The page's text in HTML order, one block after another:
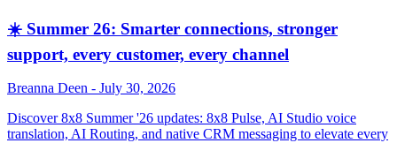
☀️ Summer 26: Smarter connections, stronger
support, every customer, every channel
Breanna Deen - July 30, 2026
Discover 8x8 Summer '26 updates: 8x8 Pulse, AI Studio voice
translation, AI Routing, and native CRM messaging to elevate every